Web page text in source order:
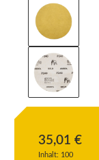
35,01 €
Inhalt: 100